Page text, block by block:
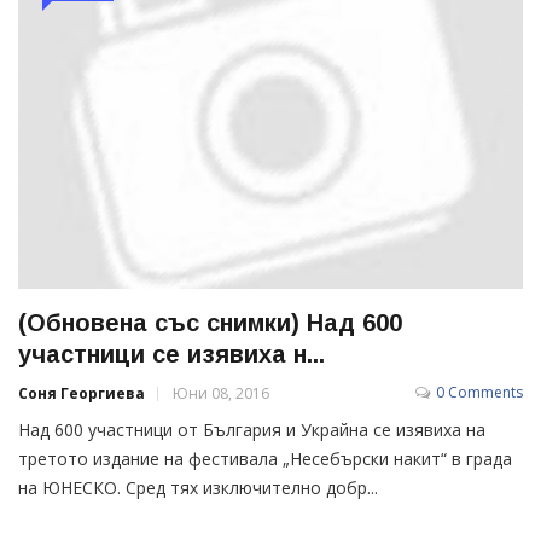
(Обновена със снимки) Над 600
участници се изявиха н...
Соня Георгиева Юни 08, 2016 0 Comments
Над 600 участници от България и Украйна се изявиха на
третото издание на фестивала „Несебърски накит“ в града
на ЮНЕСКО. Сред тях изключително добр...